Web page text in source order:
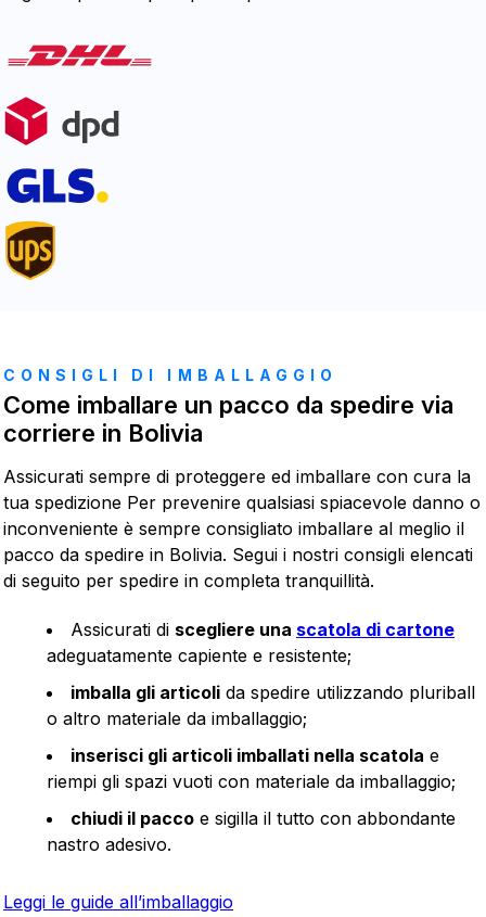
CONSIGLI DI IMBALLAGGIO
Come imballare un pacco da spedire via
corriere in Bolivia
Assicurati sempre di proteggere ed imballare con cura la
tua spedizione Per prevenire qualsiasi spiacevole danno o
inconveniente è sempre consigliato imballare al meglio il
pacco da spedire in Bolivia. Segui i nostri consigli elencati
di seguito per spedire in completa tranquillità.
Assicurati di scegliere una scatola di cartone
adeguatamente capiente e resistente;
imballa gli articoli da spedire utilizzando pluriball
o altro materiale da imballaggio;
inserisci gli articoli imballati nella scatola e
riempi gli spazi vuoti con materiale da imballaggio;
chiudi il pacco e sigilla il tutto con abbondante
nastro adesivo.
Leggi le guide all’imballaggio